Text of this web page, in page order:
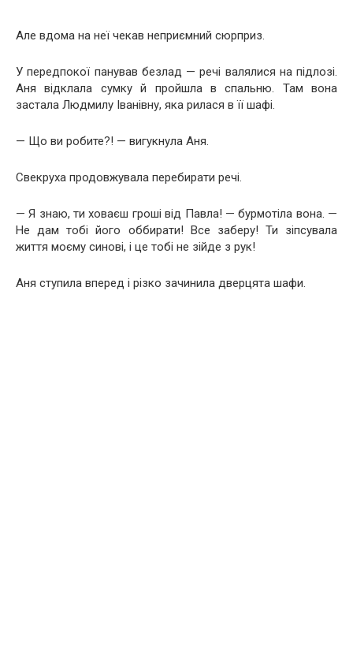
Але вдома на неї чекав неприємний сюрприз.
У передпокої панував безлад — речі валялися на підлозі.
Аня відклала сумку й пройшла в спальню. Там вона
застала Людмилу Іванівну, яка рилася в її шафі.
— Що ви робите?! — вигукнула Аня.
Свекруха продовжувала перебирати речі.
— Я знаю, ти ховаєш гроші від Павла! — бурмотіла вона. —
Не дам тобі його оббирати! Все заберу! Ти зіпсувала
життя моєму синові, і це тобі не зійде з рук!
Аня ступила вперед і різко зачинила дверцята шафи.